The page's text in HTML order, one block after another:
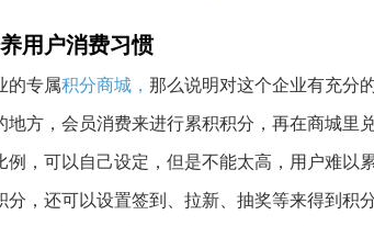
用户消费习惯
的专属积分商城， 那么说明对这个企业有充分的
方，会员消费来进行累积积分，再在商城里
，可以自己设定，但是不能太高，用户难以
，还可以设置签到、拉新、抽奖等来得到积分